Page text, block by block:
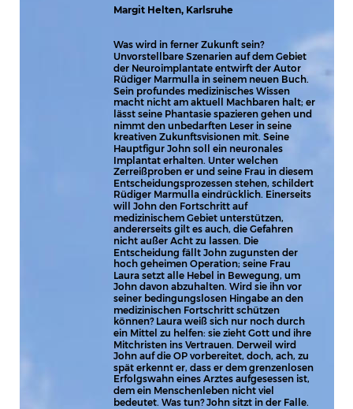
Margit Helten, Karlsruhe
Was wird in ferner Zukunft sein?
Unvorstellbare Szenarien auf dem Gebiet
der Neuroimplantate entwirft der Autor
Rüdiger Marmulla in seinem neuen Buch.
Sein profundes medizinisches Wissen
macht nicht am aktuell Machbaren halt; er
lässt seine Phantasie spazieren gehen und
nimmt den unbedarften Leser in seine
kreativen Zukunftsvisionen mit. Seine
Hauptfigur John soll ein neuronales
Implantat erhalten. Unter welchen
Zerreißproben er und seine Frau in diesem
Entscheidungsprozessen stehen, schildert
Rüdiger Marmulla eindrücklich. Einerseits
will John den Fortschritt auf
medizinischem Gebiet unterstützen,
andererseits gilt es auch, die Gefahren
nicht außer Acht zu lassen. Die
Entscheidung fällt John zugunsten der
hoch geheimen Operation; seine Frau
Laura setzt alle Hebel in Bewegung, um
John davon abzuhalten. Wird sie ihn vor
seiner bedingungslosen Hingabe an den
medizinischen Fortschritt schützen
können? Laura weiß sich nur noch durch
ein Mittel zu helfen: sie zieht Gott und ihre
Mitchristen ins Vertrauen. Derweil wird
John auf die OP vorbereitet, doch, ach, zu
spät erkennt er, dass er dem grenzenlosen
Erfolgswahn eines Arztes aufgesessen ist,
dem ein Menschenleben nicht viel
bedeutet. Was tun? John sitzt in der Falle.